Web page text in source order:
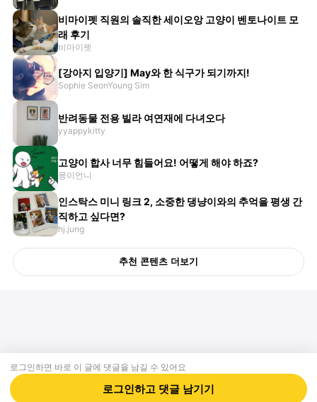
비마이펫 직원의 솔직한 세이오앙 고양이 벤토나이트 모
래 후기
비마이펫
[강아지 입양기] May와 한 식구가 되기까지!
Sophie SeonYoung Sim
반려동물 전용 빌라 여연재에 다녀오다
yyappykitty
고양이 합사 너무 힘들어요! 어떻게 해야 하죠?
몽이언니
인스탁스 미니 링크 2, 소중한 댕냥이와의 추억을 평생 간
직하고 싶다면?
hj.jung
추천 콘텐츠 더보기
로그인하면 바로 이 글에 댓글을 남길 수 있어요
로그인하고 댓글 남기기